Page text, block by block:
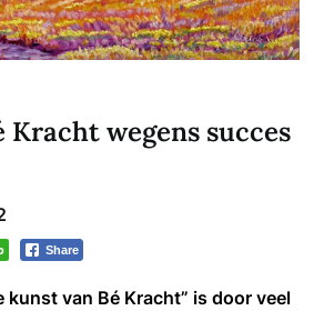
Kracht wegens succes
Share
kunst van Bé Kracht” is door veel